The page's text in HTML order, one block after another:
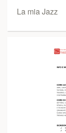
La mia Jazz